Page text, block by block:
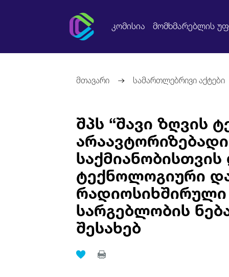
კომისია მომხმარებლის
მთავარი სამართლებრივი აქტები
შპს “შავი ზღვის
არაავტორიზებადი
ტექნოლოგიური
სარგებლობის
შესახებ